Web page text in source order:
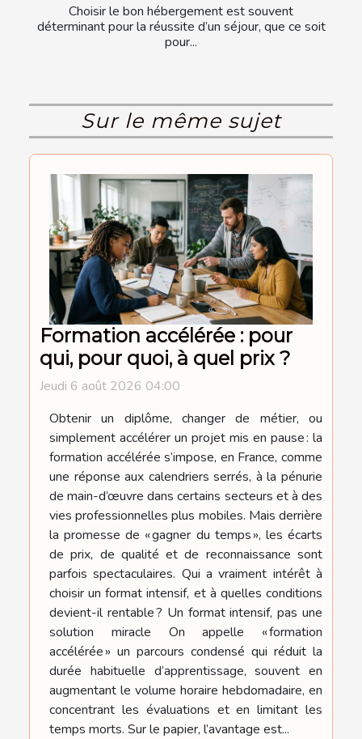
Choisir le bon hébergement est souvent
déterminant pour la réussite d’un séjour, que ce soit
pour...
Sur le même sujet
Formation accélérée : pour
qui, pour quoi, à quel prix ?
Jeudi 6 août 2026 04:00
Obtenir un diplôme, changer de métier, ou
simplement accélérer un projet mis en pause : la
formation accélérée s’impose, en France, comme
une réponse aux calendriers serrés, à la pénurie
de main-d’œuvre dans certains secteurs et à des
vies professionnelles plus mobiles. Mais derrière
la promesse de « gagner du temps », les écarts
de prix, de qualité et de reconnaissance sont
parfois spectaculaires. Qui a vraiment intérêt à
choisir un format intensif, et à quelles conditions
devient-il rentable ? Un format intensif, pas une
solution miracle On appelle « formation
accélérée » un parcours condensé qui réduit la
durée habituelle d’apprentissage, souvent en
augmentant le volume horaire hebdomadaire, en
concentrant les évaluations et en limitant les
temps morts. Sur le papier, l’avantage est...